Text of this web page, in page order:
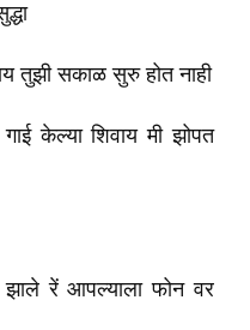
तुझी सकाळ सुरु होत नाही
केल्या शिवाय मी झोपत
झाले रें आपल्याला फोन वर